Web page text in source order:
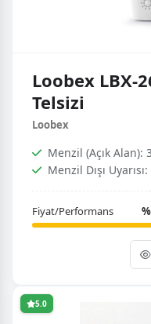
Loobex LBX-
Telsizi
Loobex
Menzil (Açık Alan):
Menzil Dışı
Fiyat/Performans
5.0